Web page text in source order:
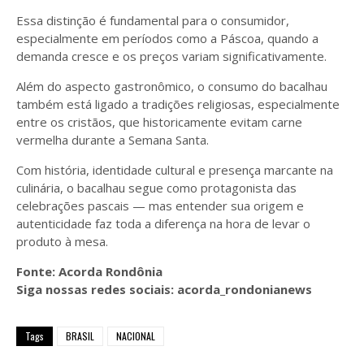
Essa distinção é fundamental para o consumidor,
especialmente em períodos como a Páscoa, quando a
demanda cresce e os preços variam significativamente.
Além do aspecto gastronômico, o consumo do bacalhau
também está ligado a tradições religiosas, especialmente
entre os cristãos, que historicamente evitam carne
vermelha durante a Semana Santa.
Com história, identidade cultural e presença marcante na
culinária, o bacalhau segue como protagonista das
celebrações pascais — mas entender sua origem e
autenticidade faz toda a diferença na hora de levar o
produto à mesa.
Fonte: Acorda Rondônia
Siga nossas redes sociais: acorda_rondonianews
Tags BRASIL NACIONAL